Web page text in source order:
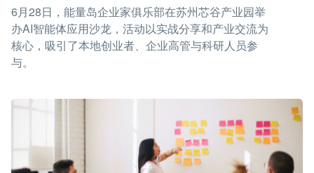
6月28日，能量岛企业家俱乐部在苏州芯谷产业园举
办AI智能体应用沙龙，活动以实战分享和产业交流为
核心，吸引了本地创业者、企业高管与科研人员参
与。